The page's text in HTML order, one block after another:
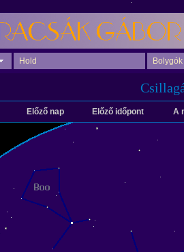
Hold Bolygók
Előző nap Előző időpont A